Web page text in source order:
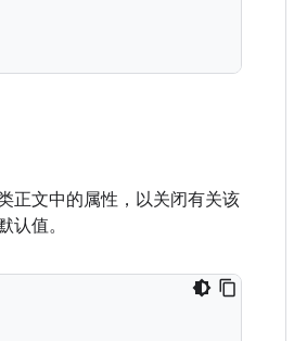
正文中的属性，以关闭有关该
认值。